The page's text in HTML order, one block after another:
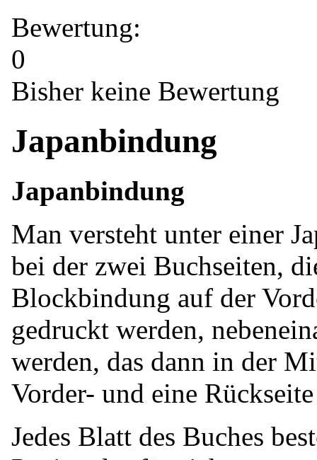
Bewertung:
0
Bisher keine Bewertung
Japanbindung
Japanbindung
Man versteht unter einer
bei der zwei Buchseiten,
Blockbindung auf der
gedruckt werden,
werden, das dann in der
Vorder- und eine
Jedes Blatt des Buches